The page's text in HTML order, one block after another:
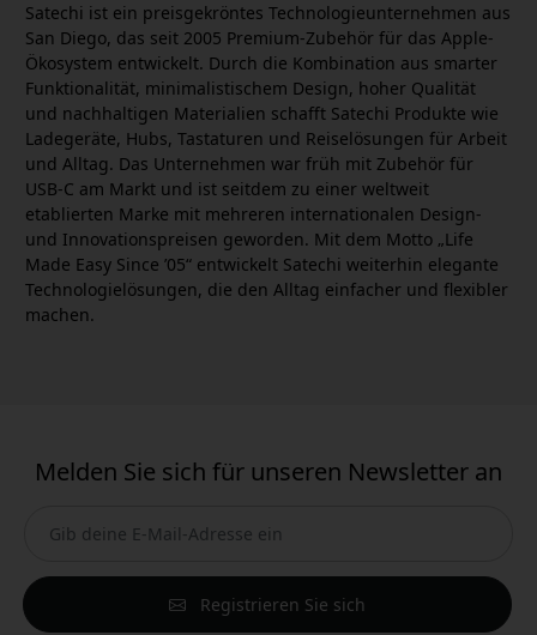
Satechi ist ein preisgekröntes Technologieunternehmen aus
San Diego, das seit 2005 Premium-Zubehör für das Apple-
Ökosystem entwickelt. Durch die Kombination aus smarter
Funktionalität, minimalistischem Design, hoher Qualität
und nachhaltigen Materialien schafft Satechi Produkte wie
Ladegeräte, Hubs, Tastaturen und Reiselösungen für Arbeit
und Alltag. Das Unternehmen war früh mit Zubehör für
USB-C am Markt und ist seitdem zu einer weltweit
etablierten Marke mit mehreren internationalen Design-
und Innovationspreisen geworden. Mit dem Motto „Life
Made Easy Since ’05“ entwickelt Satechi weiterhin elegante
Technologielösungen, die den Alltag einfacher und flexibler
machen.
Melden Sie sich für unseren Newsletter an
Registrieren Sie sich